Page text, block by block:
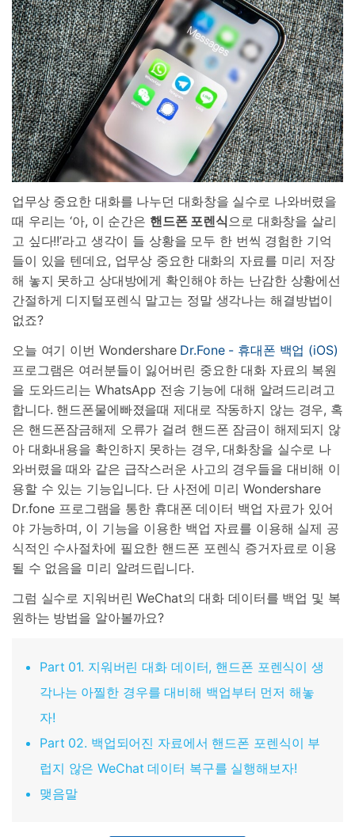
리소스 허브
3,000개 이상의 사용 가이드, 전문가 팁 및 최
신 모바일 소식을 확인하세요.
사용 가이드
고객 지원
무료 다운로드 로그인
검색하기
업무상 중요한 대화를 나누던 대화창을 실수로 나와버렸을
때 우리는 ‘아, 이 순간은 핸드폰 포렌식으로 대화창을 살리
고 싶다!!’라고 생각이 들 상황을 모두 한 번씩 경험한 기억
들이 있을 텐데요, 업무상 중요한 대화의 자료를 미리 저장
해 놓지 못하고 상대방에게 확인해야 하는 난감한 상황에선
간절하게 디지털포렌식 말고는 정말 생각나는 해결방법이
없죠?
오늘 여기 이번 Wondershare Dr.Fone - 휴대폰 백업 (iOS)
프로그램은 여러분들이 잃어버린 중요한 대화 자료의 복원
을 도와드리는 WhatsApp 전송 기능에 대해 알려드리려고
합니다. 핸드폰물에빠졌을때 제대로 작동하지 않는 경우, 혹
은 핸드폰잠금해제 오류가 걸려 핸드폰 잠금이 해제되지 않
아 대화내용을 확인하지 못하는 경우, 대화창을 실수로 나
와버렸을 때와 같은 급작스러운 사고의 경우들을 대비해 이
용할 수 있는 기능입니다. 단 사전에 미리 Wondershare
Dr.fone 프로그램을 통한 휴대폰 데이터 백업 자료가 있어
야 가능하며, 이 기능을 이용한 백업 자료를 이용해 실제 공
식적인 수사절차에 필요한 핸드폰 포렌식 증거자료로 이용
될 수 없음을 미리 알려드립니다.
그럼 실수로 지워버린 WeChat의 대화 데이터를 백업 및 복
원하는 방법을 알아볼까요?
Part 01. 지워버린 대화 데이터, 핸드폰 포렌식이 생
각나는 아찔한 경우를 대비해 백업부터 먼저 해놓
자!
Part 02. 백업되어진 자료에서 핸드폰 포렌식이 부
럽지 않은 WeChat 데이터 복구를 실행해보자!
맺음말